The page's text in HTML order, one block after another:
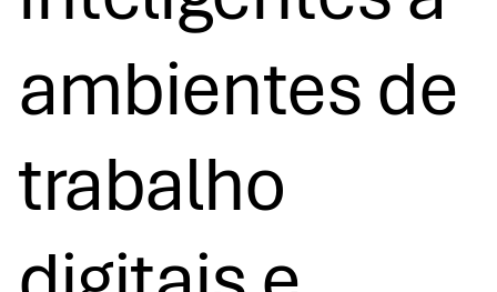
ambientes de
trabalho